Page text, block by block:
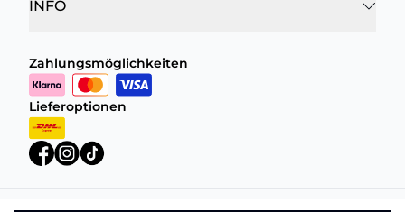
INFO
Zahlungsmöglichkeiten
Lieferoptionen